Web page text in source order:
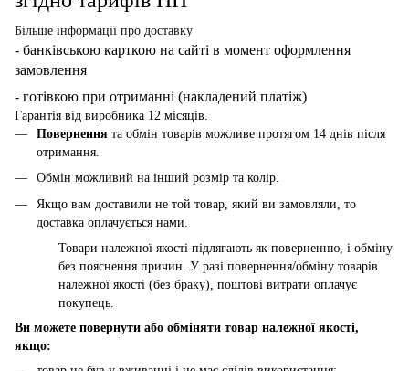
Більше інформації про доставку
- банківською карткою на сайті в момент оформлення
замовлення
- готівкою при отриманні (накладений платіж)
Гарантія від виробника 12 місяців.
Повернення та обмін товарів можливе протягом 14 днів після
отримання.
Обмін можливий на інший розмір та колір.
Якщо вам доставили не той товар, який ви замовляли, то
доставка оплачується нами.
Товари належної якості підлягають як поверненню, і обміну
без пояснення причин. У разі повернення/обміну товарів
належної якості (без браку), поштові витрати оплачує
покупець.
Ви можете повернути або обміняти товар належної якості,
якщо: